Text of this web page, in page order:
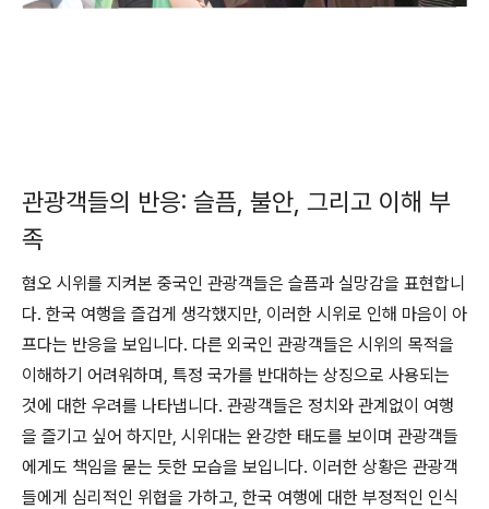
관광객들의 반응: 슬픔, 불안, 그리고 이해 부
족
혐오 시위를 지켜본 중국인 관광객들은 슬픔과 실망감을 표현합니
다. 한국 여행을 즐겁게 생각했지만, 이러한 시위로 인해 마음이 아
프다는 반응을 보입니다. 다른 외국인 관광객들은 시위의 목적을
이해하기 어려워하며, 특정 국가를 반대하는 상징으로 사용되는
것에 대한 우려를 나타냅니다. 관광객들은 정치와 관계없이 여행
을 즐기고 싶어 하지만, 시위대는 완강한 태도를 보이며 관광객들
에게도 책임을 묻는 듯한 모습을 보입니다. 이러한 상황은 관광객
들에게 심리적인 위협을 가하고, 한국 여행에 대한 부정적인 인식